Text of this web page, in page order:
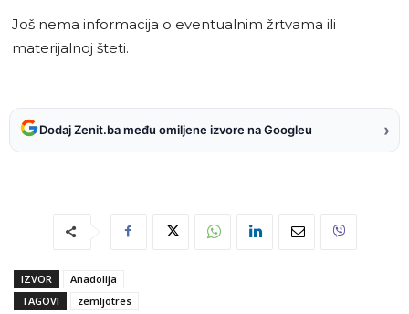
Još nema informacija o eventualnim žrtvama ili
materijalnoj šteti.
Dodaj Zenit.ba među omiljene izvore na Googleu ›
IZVOR
Anadolija
TAGOVI
zemljotres